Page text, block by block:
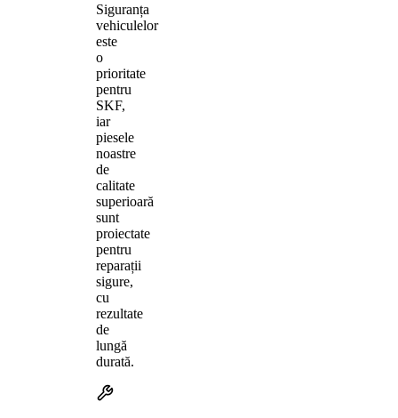
Siguranța
vehiculelor
este
o
prioritate
pentru
SKF,
iar
piesele
noastre
de
calitate
superioară
sunt
proiectate
pentru
reparații
sigure,
cu
rezultate
de
lungă
durată.